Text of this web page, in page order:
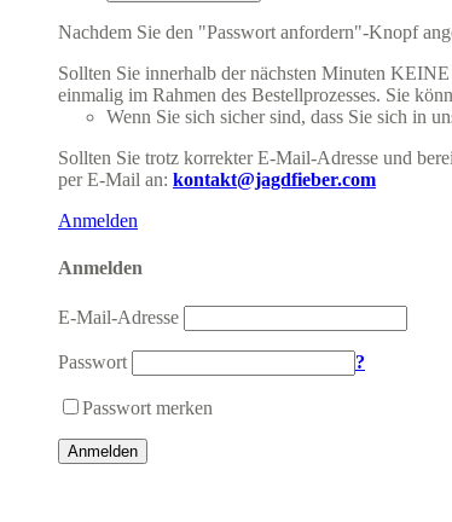
Nachdem Sie den "Passwort anfordern"-Knopf
Sollten Sie innerhalb der nächsten Minuten
einmalig im Rahmen des Bestellprozesses. Sie
Wenn Sie sich sicher sind, dass Sie sich in
Sollten Sie trotz korrekter E-Mail-Adresse und
per E-Mail an: kontakt@jagdfieber.com
Anmelden
Anmelden
E-Mail-Adresse
Passwort ?
Passwort merken
Anmelden